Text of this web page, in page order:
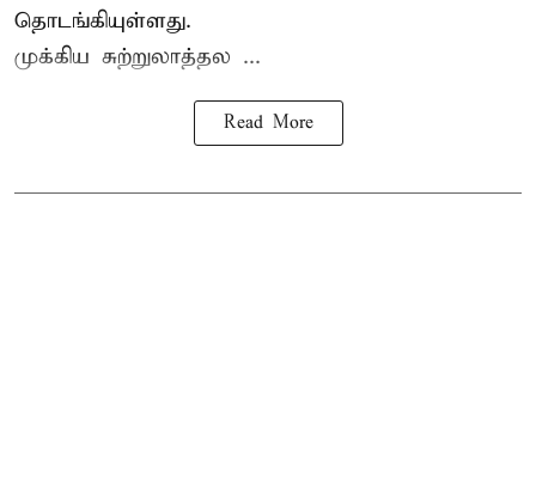
தொடங்கியுள்ளது.
முக்கிய சுற்றுலாத்தல ...
Read More